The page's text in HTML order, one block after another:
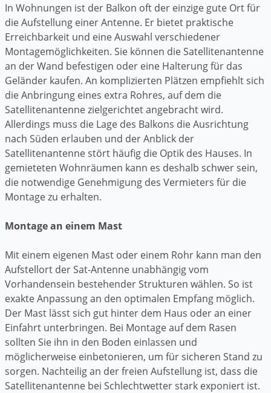
In Wohnungen ist der Balkon oft der einzige gute Ort für
die Aufstellung einer Antenne. Er bietet praktische
Erreichbarkeit und eine Auswahl verschiedener
Montagemöglichkeiten. Sie können die Satellitenantenne
an der Wand befestigen oder eine Halterung für das
Geländer kaufen. An komplizierten Plätzen empfiehlt sich
die Anbringung eines extra Rohres, auf dem die
Satellitenantenne zielgerichtet angebracht wird.
Allerdings muss die Lage des Balkons die Ausrichtung
nach Süden erlauben und der Anblick der
Satellitenantenne stört häufig die Optik des Hauses. In
gemieteten Wohnräumen kann es deshalb schwer sein,
die notwendige Genehmigung des Vermieters für die
Montage zu erhalten.
Montage an einem Mast
Mit einem eigenen Mast oder einem Rohr kann man den
Aufstellort der Sat-Antenne unabhängig vom
Vorhandensein bestehender Strukturen wählen. So ist
exakte Anpassung an den optimalen Empfang möglich.
Der Mast lässt sich gut hinter dem Haus oder an einer
Einfahrt unterbringen. Bei Montage auf dem Rasen
sollten Sie ihn in den Boden einlassen und
möglicherweise einbetonieren, um für sicheren Stand zu
sorgen. Nachteilig an der freien Aufstellung ist, dass die
Satellitenantenne bei Schlechtwetter stark exponiert ist.